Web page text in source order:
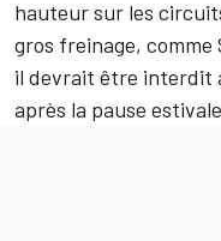
hauteur sur les
gros freinage,
il devrait être interdit
après la pause